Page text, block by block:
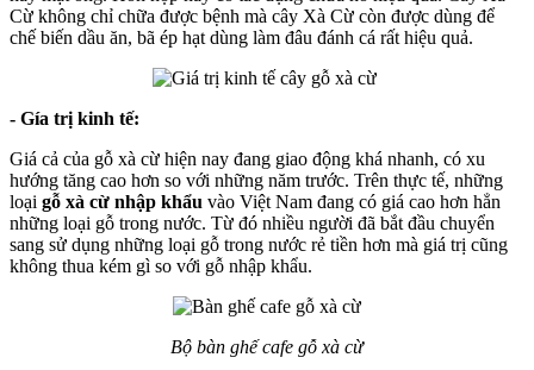
Cừ không chỉ chữa được bệnh mà cây Xà Cừ còn được dùng để
chế biến dầu ăn, bã ép hạt dùng làm đâu đánh cá rất hiệu quả.
- Gía trị kinh tế:
Giá cả của gỗ xà cừ hiện nay đang giao động khá nhanh, có xu
hướng tăng cao hơn so với những năm trước. Trên thực tế, những
loại gỗ xà cừ nhập khẩu vào Việt Nam đang có giá cao hơn hẳn
những loại gỗ trong nước. Từ đó nhiều người đã bắt đầu chuyển
sang sử dụng những loại gỗ trong nước rẻ tiền hơn mà giá trị cũng
không thua kém gì so với gỗ nhập khẩu.
Bộ bàn ghế cafe gỗ xà cừ